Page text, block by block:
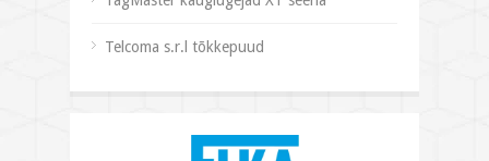
Telcoma s.r.l tõkkepuud